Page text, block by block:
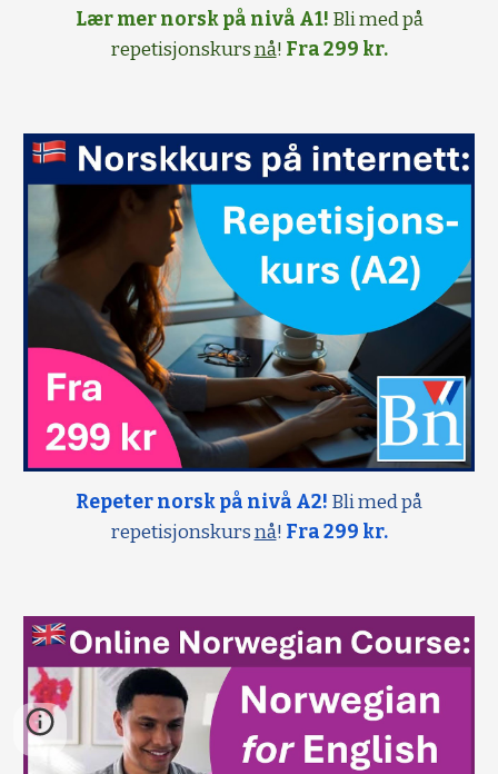
Lær mer norsk på nivå A1! Bli med på
repetisjonskursnå! Fra 299 kr.
Repeter norsk på nivå A2! Bli med på
repetisjonskursnå! Fra 299 kr.